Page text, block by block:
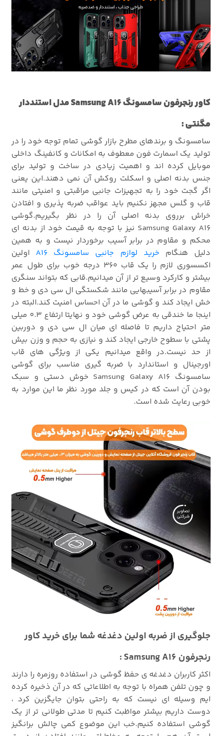
کاور رنجرفون سامسونگ Samsung A16 مدل استنددار
مگنتی :
سامسونگ و برندهای مطرح بازار گوشی تمام توجه خود را در
تولید یک اسمارت فون معطوف به امکانات و کانفینگ داخلی
موبایل کرده اند و اهمیت زیادی در ساخت و تولید برای
جنس بدنه اصلی و اسکلت روکش آن نمی دهند.این یعنی
اگر گجت خود را به تجهیزات جانبی مراقبتی و امنیتی مانند
قاب و گلس مجهز نکنیم باید عواقب ضربه پذیری و افتادن
خراش برروی بدنه اصلی آن را در نظر بگیریم.گوشی
Samsung Galaxy A16 نیز با توجه به قیمت خود از بدنه ای
محکم و مقاوم در برابر آسیب برخوردار نیست و به همین
دلیل هنگام خرید لوازم جانبی سامسونگ A16
اولین
اکسسوری لازم را یک قاب 360 درجه خوب برای طول عمر
بیشتر و کارکرد وسیع تر از آن میدانیم.قابی که بتواند سنگری
مقاوم در برابر آسیبهایی مانند شکستگی ال سی دی و خط و
خش ایجاد کند و گوشی ما در آن احساس امنیت کند.البته در
اینجا ما خندقی به عرض گوشی خود و نهایتا ارتفاع 0.3 میلی
متر احتیاج داریم تا فاصله ای میان ال سی دی و دوربین
پشتی با سطوح خارجی ایجاد کند و نیازی به حجم و وزن بیش
از حد نیست.در واقع میدانیم یکی از ویژگی های قاب
اورجینال و استاندارد با ضربه گیری مناسب برای گوشی
سامسونگ Samsung Galaxy A16 خوش دستی و سبک
بودن آن است که در کیس و جلد مورد نظر ما این موارد به
خوبی رعایت شده است.
جلوگیری از ضربه اولین دغدغه شما برای خرید کاور
رنجرفون Samsung A16 :
اکثر کاربران دغدغه ی حفظ گوشی در استفاده روزمره را دارند
و چون تلفن همراه با توجه به اطلاعاتی که در آن ذخیره کرده
ایم وسیله ای نیست که به راحتی بتوان جایگزین کرد ،
دوست داریم بیشتر مواظبت کنیم تا مدتی طولانی تر از یک
گوشی استفاده کنیم.خب این موضوع کمی چالش برانگیز